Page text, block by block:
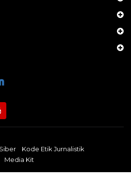
Kode Etik Jurnalistik
Media Kit